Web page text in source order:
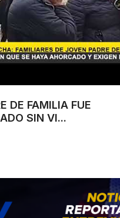
DE FAMILIA FUE
SIN VI...